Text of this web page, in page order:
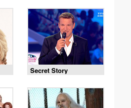
Secret Story